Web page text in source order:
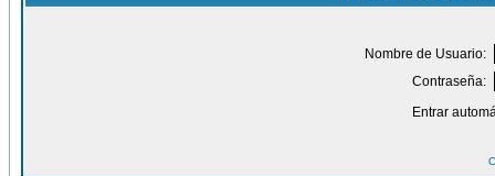
Nombre de Usuario:
Contraseña:
Entrar